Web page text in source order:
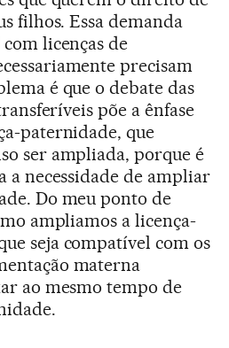
filhos. Essa demanda
licenças de
precisam
é que o debate das
põe a ênfase
paternidade, que
ser ampliada, porque é
a necessidade de ampliar
Do meu ponto de
ampliamos a licença-
seja compatível com os
materna
ao mesmo tempo de